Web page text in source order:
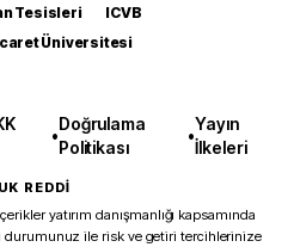
Tesisleri
ICVB
Üniversitesi
•
Doğrulama
Politikası
•
Yayın
İlkeleri
REDDİ
yatırım danışmanlığı kapsamında
durumunuz ile risk ve getiri tercihlerinize